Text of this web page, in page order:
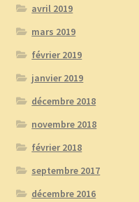
avril 2019
mars 2019
février 2019
janvier 2019
décembre 2018
novembre 2018
février 2018
septembre 2017
décembre 2016